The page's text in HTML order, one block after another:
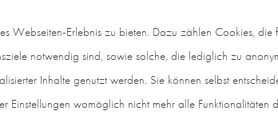
Webseiten-Erlebnis zu bieten. Dazu zählen Cookies,
notwendig sind, sowie solche, die lediglich zu
Inhalte genutzt werden. Sie können selbst
Einstellungen womöglich nicht mehr alle Funktionalitäten